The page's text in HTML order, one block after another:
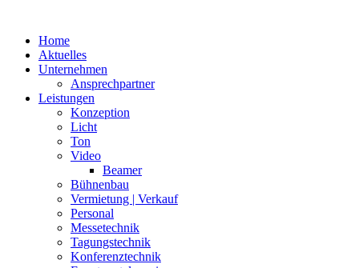
Home
Aktuelles
Unternehmen
Ansprechpartner
Leistungen
Konzeption
Licht
Ton
Video
Beamer
Bühnenbau
Vermietung | Verkauf
Personal
Messetechnik
Tagungstechnik
Konferenztechnik